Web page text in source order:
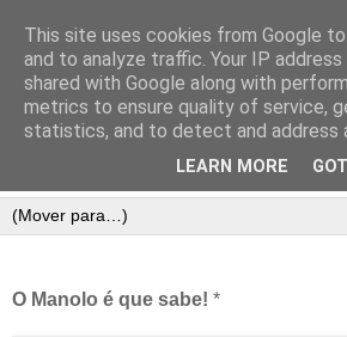
O Manolo é que sabe! *
This site uses cookies from Google
and to analyze traffic. Your IP
shared with Google along with
metrics to ensure quality of service,
statistics, and to detect and address
LEARN MORE